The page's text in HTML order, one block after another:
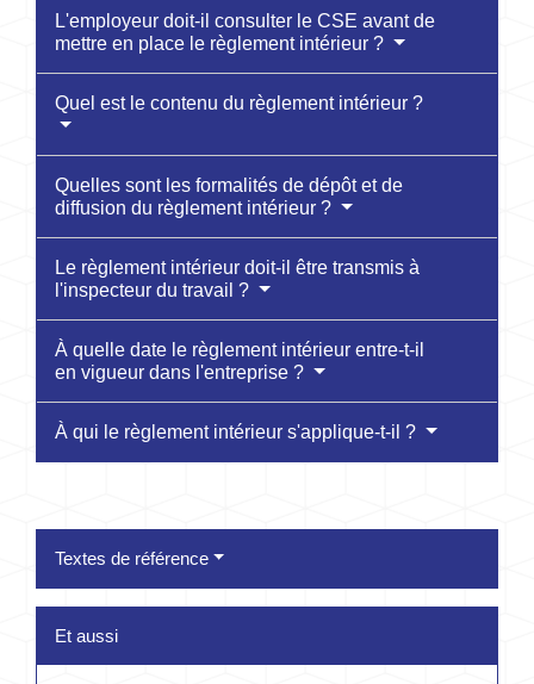
L'employeur doit-il consulter le CSE avant de
mettre en place le règlement intérieur ?
Quel est le contenu du règlement intérieur ?
Quelles sont les formalités de dépôt et de
diffusion du règlement intérieur ?
Le règlement intérieur doit-il être transmis à
l'inspecteur du travail ?
À quelle date le règlement intérieur entre-t-il
en vigueur dans l'entreprise ?
À qui le règlement intérieur s'applique-t-il ?
Textes de référence
Et aussi